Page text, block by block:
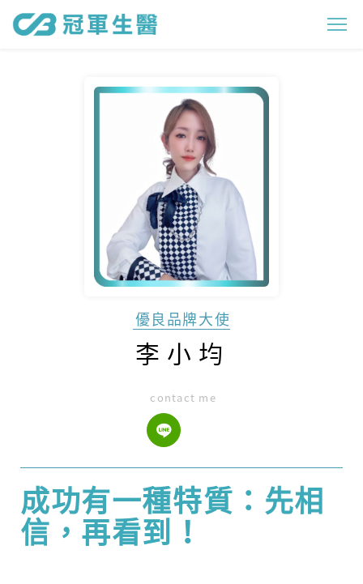
李
小
優良品牌大使
李小均
contact me
成功有一種特質：先相
信，再看到！